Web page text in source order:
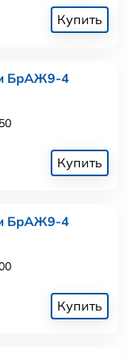
Купить
БрАЖ9-4
Купить
БрАЖ9-4
Купить